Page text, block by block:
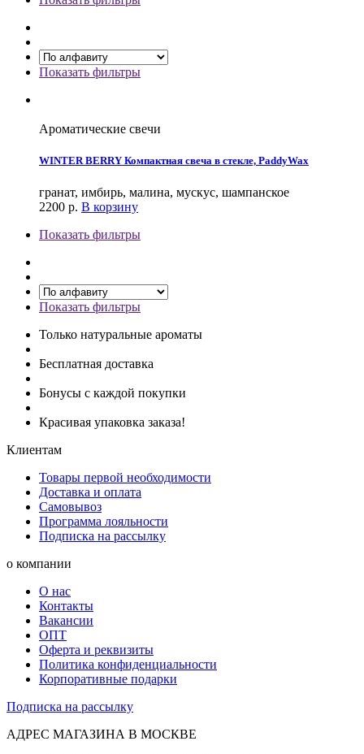
Показать фильтры
Ароматические свечи
WINTER BERRY Компактная свеча в стекле, PaddyWax
гранат, имбирь, малина, мускус, шампанское
2200 р. В корзину
Показать фильтры
Показать фильтры
Только натуральные ароматы
Бесплатная доставка
Бонусы с каждой покупки
Красивая упаковка заказа!
Клиентам
Товары первой необходимости
Доставка и оплата
Самовывоз
Программа лояльности
Подписка на рассылку
о компании
О нас
Контакты
Вакансии
ОПТ
Оферта и реквизиты
Политика конфиденциальности
Корпоративные подарки
Подписка на рассылку
АДРЕС МАГАЗИНА В МОСКВЕ